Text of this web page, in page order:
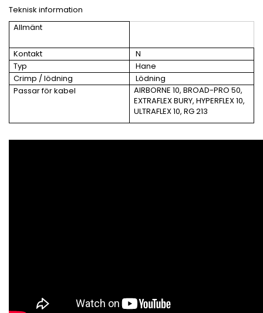
Teknisk information
Allmänt
Kontakt
N
Typ
Hane
Crimp / lödning
Lödning
Passar för kabel
AIRBORNE 10, BROAD-PRO 50,
EXTRAFLEX BURY, HYPERFLEX 10,
ULTRAFLEX 10, RG 213